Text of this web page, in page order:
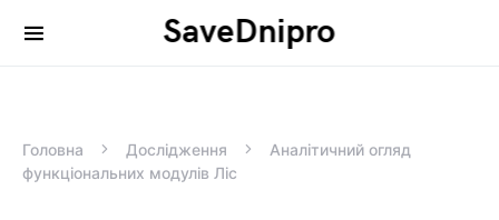
SaveDnipro
Search for:
Головна Дослідження
Аналітичний огляд
функціональних модулів Ліс